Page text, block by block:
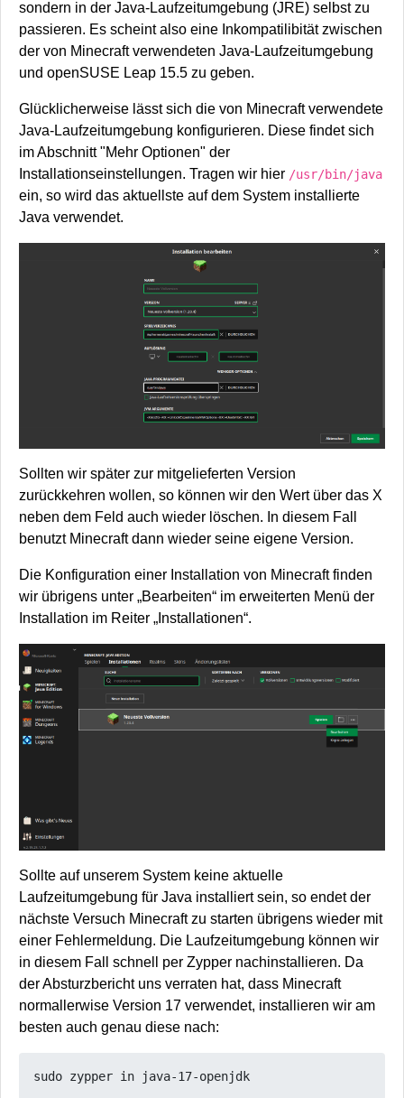
sondern in der Java-Laufzeitumgebung (JRE) selbst zu
passieren. Es scheint also eine Inkompatilibität zwischen
der von Minecraft verwendeten Java-Laufzeitumgebung
und openSUSE Leap 15.5 zu geben.
Glücklicherweise lässt sich die von Minecraft verwendete
Java-Laufzeitumgebung konfigurieren. Diese findet sich
im Abschnitt "Mehr Optionen" der
Installationseinstellungen. Tragen wir hier /usr/bin/java
ein, so wird das aktuellste auf dem System installierte
Java verwendet.
Sollten wir später zur mitgelieferten Version
zurückkehren wollen, so können wir den Wert über das X
neben dem Feld auch wieder löschen. In diesem Fall
benutzt Minecraft dann wieder seine eigene Version.
Die Konfiguration einer Installation von Minecraft finden
wir übrigens unter „Bearbeiten“ im erweiterten Menü der
Installation im Reiter „Installationen“.
Sollte auf unserem System keine aktuelle
Laufzeitumgebung für Java installiert sein, so endet der
nächste Versuch Minecraft zu starten übrigens wieder mit
einer Fehlermeldung. Die Laufzeitumgebung können wir
in diesem Fall schnell per Zypper nachinstallieren. Da
der Absturzbericht uns verraten hat, dass Minecraft
normallerwise Version 17 verwendet, installieren wir am
besten auch genau diese nach: